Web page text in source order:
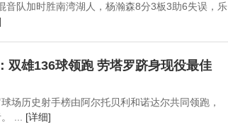
音队加时胜南湾湖人，杨瀚森8分3板3助6失误，乐
双雄136球领跑 劳塔罗跻身现役最佳
场历史射手榜由阿尔托贝利和诺达尔共同领跑，
... [详细]